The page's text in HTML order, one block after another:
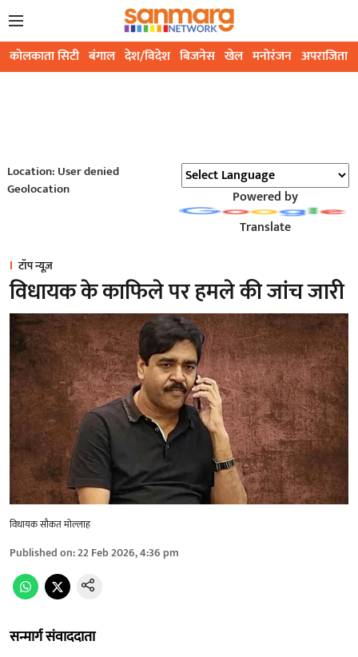
कोलकाता सिटी बंगाल देश/विदेश बिजनेस खेल मनोरंजन अपराजिता
Location: User denied
Geolocation
Powered by
Translate
टॉप न्यूज़
विधायक के काफिले पर हमले की जांच जारी
विधायक सौकत मोल्लाह
Published on:22 Feb 2026, 4:36 pm
सन्मार्ग संवाददाता